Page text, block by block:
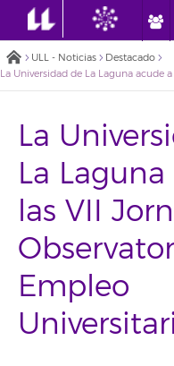
ULL - Noticias
Destacado
La
La
las VII
Empleo